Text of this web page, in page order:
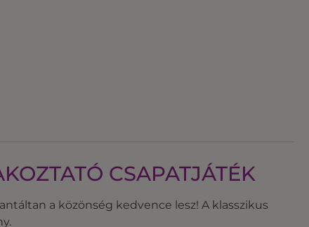
CSAPATJÁTÉK
a közönség kedvence lesz! A klasszikus